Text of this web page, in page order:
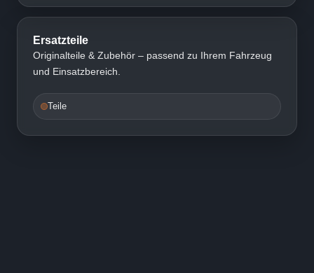
Ersatzteile
Originalteile & Zubehör – passend zu Ihrem Fahrzeug
und Einsatzbereich.
Teile